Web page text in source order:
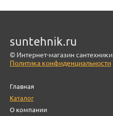
suntehnik.ru
© Интернет-магазин сантехники
Политика конфиденциальности
Главная
Каталог
О компании